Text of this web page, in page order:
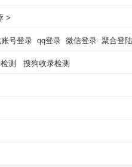
>
号登录 qq登录 微信登录 聚合登
测 搜狗收录检测